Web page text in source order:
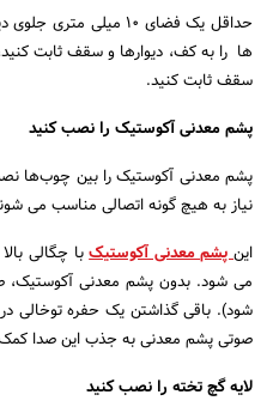
ها را به کف، دیوارها و سقف ثابت
سقف ثابت کنید.
پشم معدنی آکوستیک را نصب کنید
پشم معدنی آکوستیک را بین چوب‌ها
نیاز به هیچ گونه اتصالی مناسب می
اینپشم معدنی آکوستیکبا چگالی
می شود. بدون پشم معدنی آکوستیک،
شود). باقی گذاشتن یک حفره توخالی
صوتی پشم معدنی به جذب این صدا
لایه گچ تخته را نصب کنید